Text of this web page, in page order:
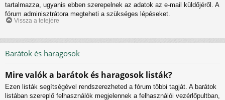
tartalmazza, ugyanis ebben szerepelnek az adatok az e-mail küldőjéről. A
fórum adminisztrátora megteheti a szükséges lépéseket.
Vissza a tetejére
Barátok és haragosok
Mire valók a barátok és haragosok listák?
Ezen listák segítségével rendszerezheted a fórum többi tagját. A barátok
listában szereplő felhasználók megjelennek a felhasználói vezérlőpultban,